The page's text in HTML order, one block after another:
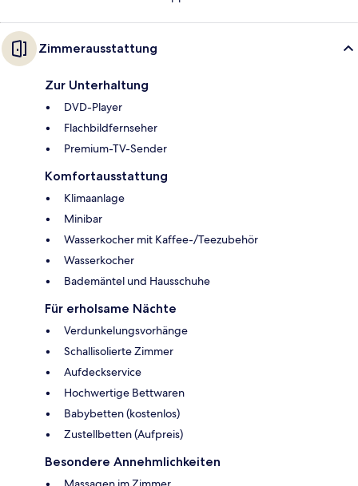
Zimmerausstattung
Zur Unterhaltung
DVD-Player
Flachbildfernseher
Premium-TV-Sender
Komfortausstattung
Klimaanlage
Minibar
Wasserkocher mit Kaffee-/Teezubehör
Wasserkocher
Bademäntel und Hausschuhe
Für erholsame Nächte
Verdunkelungsvorhänge
Schallisolierte Zimmer
Aufdeckservice
Hochwertige Bettwaren
Babybetten (kostenlos)
Zustellbetten (Aufpreis)
Besondere Annehmlichkeiten